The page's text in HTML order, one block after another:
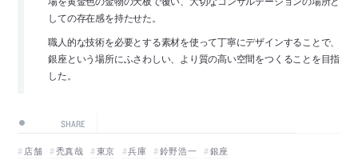
しての存在感を持たせた。
職人的な技術を必要とする素材を使って丁寧にデザインすることで、
銀座という場所にふさわしい、より質の高い空間をつくることを目指
した。
SHARE
店舗 禿真哉 東京 兵庫 鈴野浩一
銀座